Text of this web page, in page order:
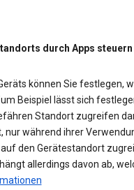
durch Apps
können Sie festlegen,
Beispiel lässt sich
Standort zugreifen
nur während ihrer
den Gerätestandort
allerdings davon ab,